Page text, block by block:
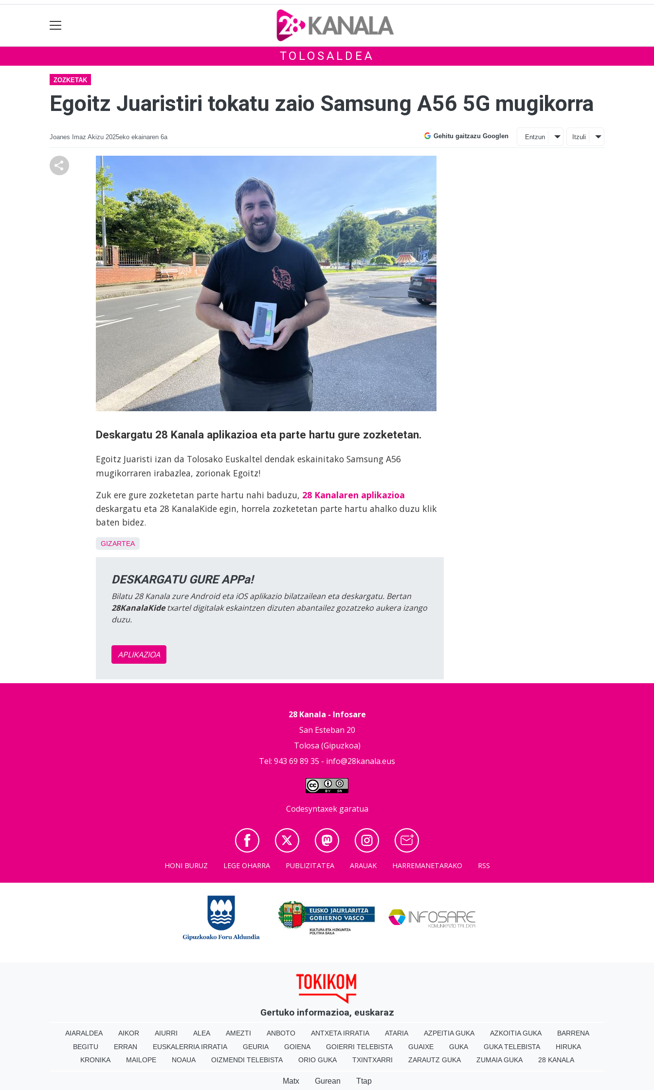
TOLOSALDEA
ZOZKETAK
Egoitz Juaristiri tokatu zaio Samsung A56 5G mugikorra
Joanes Imaz Akizu 2025eko ekainaren 6a Gehitu gaitzazu Googlen Entzun Itzuli
Deskargatu 28 Kanala aplikazioa eta parte hartu gure zozketetan.
Egoitz Juaristi izan da Tolosako Euskaltel dendak eskainitako Samsung A56
mugikorraren irabazlea, zorionak Egoitz!
Zuk ere gure zozketetan parte hartu nahi baduzu, 28 Kanalaren aplikazioa
deskargatu eta 28 KanalaKide egin, horrela zozketetan parte hartu ahalko duzu klik
baten bidez.
GIZARTEA
DESKARGATU GURE APPa!
Bilatu 28 Kanala zure Android eta iOS aplikazio bilatzailean eta deskargatu. Bertan
28KanalaKidetxartel digitalak eskaintzen dizuten abantailez gozatzeko aukera izango
duzu.
APLIKAZIOA
28 Kanala - Infosare
San Esteban 20
Tolosa (Gipuzkoa)
Tel: 943 69 89 35 - info@28kanala.eus
Codesyntaxek garatua
HONI BURUZ LEGE OHARRA PUBLIZITATEA ARAUAK HARREMANETARAKO RSS
Gertuko informazioa, euskaraz
AIARALDEA AIKOR AIURRI ALEA AMEZTI ANBOTO ANTXETA IRRATIA ATARIA AZPEITIA GUKA AZKOITIA GUKA
BARRENA
BEGITU
ERRAN EUSKALERRIA IRRATIA GEURIA GOIENA GOIERRI TELEBISTA GUAIXE GUKA GUKA TELEBISTA
HIRUKA
KRONIKA
MAILOPE NOAUA OIZMENDI TELEBISTA ORIO GUKA TXINTXARRI ZARAUTZ GUKA ZUMAIA GUKA 28 KANALA
Matx Gurean Ttap